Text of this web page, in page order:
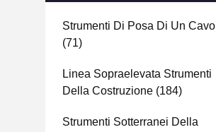
Strumenti Di Posa Di Un Cavo
(71)
Linea Sopraelevata Strumenti
Della Costruzione (184)
Strumenti Sotterranei Della